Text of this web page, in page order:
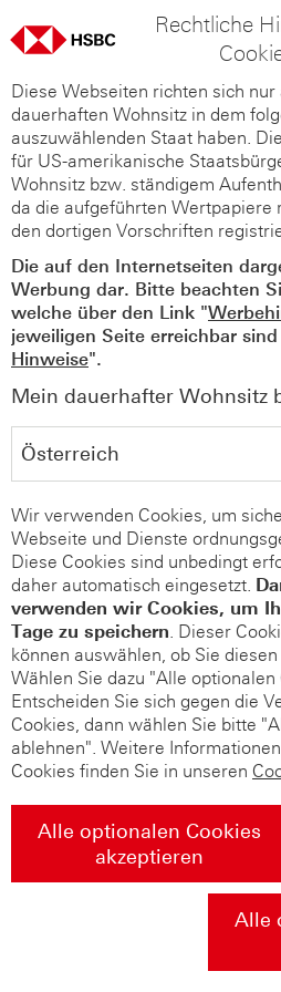
Rechtliche
Diese Webseiten richten sich
dauerhaften Wohnsitz in dem
auszuwählenden Staat haben.
für US-amerikanische
Wohnsitz bzw. ständigem
da die aufgeführten Wertpapiere
den dortigen Vorschriften
Die auf den Internetseiten
Werbung dar. Bitte beachten
welche über den Link "
jeweiligen Seite erreichbar
Hinweise".
Mein dauerhafter Wohnsitz
Wir verwenden Cookies, um
Webseite und Dienste
Diese Cookies sind unbedingt
daher automatisch eingesetzt.
verwenden wir Cookies, um
Tage zu speichern. Dieser
können auswählen, ob Sie
Wählen Sie dazu "Alle
Entscheiden Sie sich gegen die
Cookies, dann wählen Sie bitte
ablehnen". Weitere
Cookies finden Sie in unseren
Alle optionalen Cookies
akzeptieren
Alle